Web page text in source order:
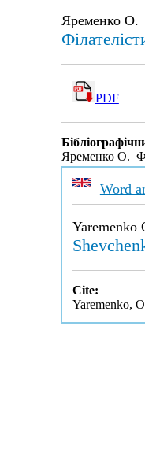
Яременко О.
PDF
Яременко О.
Word
Yaremenko
Cite:
Yaremenko,